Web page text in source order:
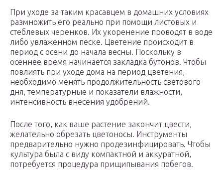
При уходе за таким красавцем в домашних условиях
размножить его реально при помощи листовых и
стеблевых черенков. Их укоренение проводят в воде
либо увлаженном песке. Цветение происходит в
период с осени до начала весны. Поскольку в
осеннее время начинается закладка бутонов. Чтобы
повлиять при уходе дома на период цветения,
необходимо менять продолжительность светового
дня, температурные и показатели влажности,
интенсивность внесения удобрений.
После того, как ваше растение закончит цвести,
желательно обрезать цветоносы. Инструменты
предварительно нужно продезинфицировать. Чтобы
культура была с виду компактной и аккуратной,
потребуется процедура прищипывания побегов.